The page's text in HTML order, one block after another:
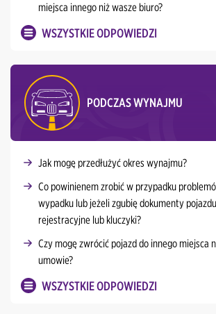
miejsca innego niż wasze biuro?
WSZYSTKIE ODPOWIEDZI
PODCZAS WYNAJMU
Jak mogę przedłużyć okres wynajmu?
Co powinienem zrobić w przypadku
wypadku lub jeżeli zgubię dokumenty
rejestracyjne lub kluczyki?
Czy mogę zwrócić pojazd do innego miejsca
umowie?
WSZYSTKIE ODPOWIEDZI